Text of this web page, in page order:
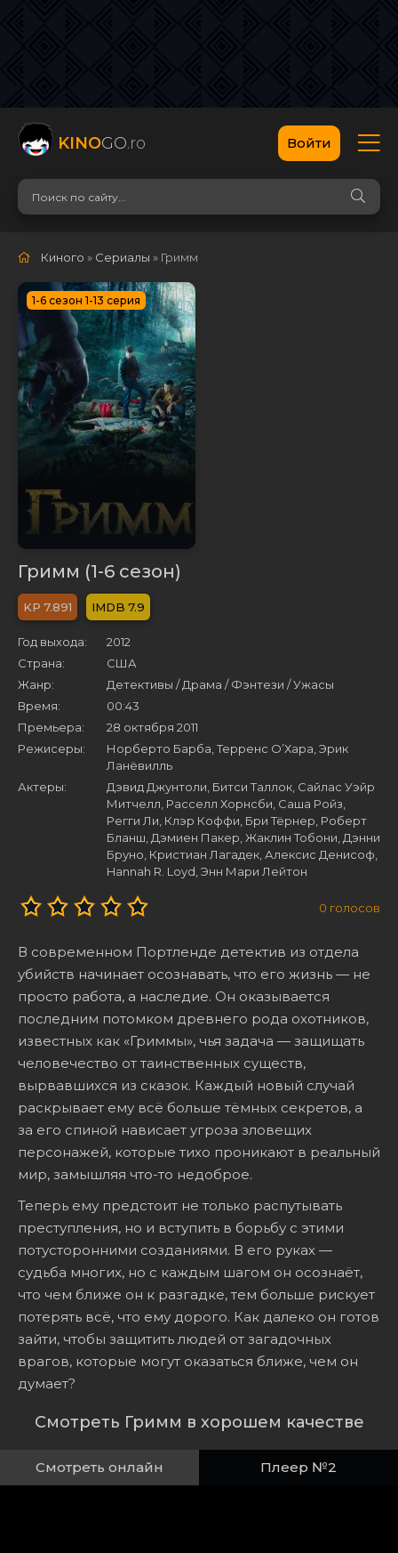
KINOGO.ro Войти
Киного » Сериалы » Гримм
1-6 сезон 1-13 серия
Гримм (1-6 сезон)
7.891 7.9
Год выхода:
2012
Страна:
США
Жанр:
Детективы / Драма / Фэнтези / Ужасы
Время:
00:43
Премьера:
28 октября 2011
Режисеры:
Норберто Барба, Терренс О’Хара, Эрик
Ланёвилль
Актеры:
Дэвид Джунтоли, Битси Таллок, Сайлас Уэйр
Митчелл, Расселл Хорнсби, Саша Ройз,
Регги Ли, Клэр Коффи, Бри Тёрнер, Роберт
Бланш, Дэмиен Пакер, Жаклин Тобони, Дэнни
Бруно, Кристиан Лагадек, Алексис Денисоф,
Hannah R. Loyd, Энн Мари Лейтон
0 голосов
В современном Портленде детектив из отдела
убийств начинает осознавать, что его жизнь — не
просто работа, а наследие. Он оказывается
последним потомком древнего рода охотников,
известных как «Гриммы», чья задача — защищать
человечество от таинственных существ,
вырвавшихся из сказок. Каждый новый случай
раскрывает ему всё больше тёмных секретов, а
за его спиной нависает угроза зловещих
персонажей, которые тихо проникают в реальный
мир, замышляя что-то недоброе.
Теперь ему предстоит не только распутывать
преступления, но и вступить в борьбу с этими
потусторонними созданиями. В его руках —
судьба многих, но с каждым шагом он осознаёт,
что чем ближе он к разгадке, тем больше рискует
потерять всё, что ему дорого. Как далеко он готов
зайти, чтобы защитить людей от загадочных
врагов, которые могут оказаться ближе, чем он
думает?
Смотреть Гримм в хорошем качестве
Смотреть онлайн Плеер №2